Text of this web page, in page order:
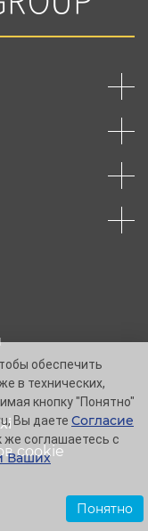
cookie
обеспечить
в технических,
кнопку "Понятно"
Вы даете Согласие
же соглашаетесь с
Ваших
Понятно